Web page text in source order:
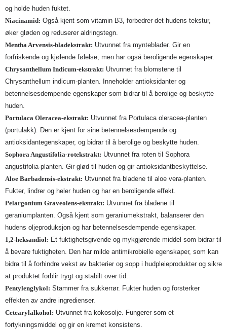
og holde huden fuktet.
Niacinamid: Også kjent som vitamin B3, forbedrer det hudens tekstur,
øker gløden og reduserer aldringstegn.
Mentha Arvensis-bladekstrakt: Utvunnet fra mynteblader. Gir en
forfriskende og kjølende følelse, men har også beroligende egenskaper.
Chrysanthellum Indicum-ekstrakt: Utvunnet fra blomstene til
Chrysanthellum indicum-planten. Inneholder antioksidanter og
betennelsesdempende egenskaper som bidrar til å berolige og beskytte
huden.
Portulaca Oleracea-ekstrakt: Utvunnet fra Portulaca oleracea-planten
(portulakk). Den er kjent for sine betennelsesdempende og
antioksidantegenskaper, og bidrar til å berolige og beskytte huden.
Sophora Angustifolia-rotekstrakt: Utvunnet fra roten til Sophora
angustifolia-planten. Gir glød til huden og gir antioksidantbeskyttelse.
Aloe Barbadensis-ekstrakt: Utvunnet fra bladene til aloe vera-planten.
Fukter, lindrer og heler huden og har en beroligende effekt.
Pelargonium Graveolens-ekstrakt: Utvunnet fra bladene til
geraniumplanten. Også kjent som geraniumekstrakt, balanserer den
hudens oljeproduksjon og har betennelsesdempende egenskaper.
1,2-heksandiol: Et fuktighetsgivende og mykgjørende middel som bidrar til
å bevare fuktigheten. Den har milde antimikrobielle egenskaper, som kan
bidra til å forhindre vekst av bakterier og sopp i hudpleieprodukter og sikre
at produktet forblir trygt og stabilt over tid.
Pentylenglykol: Stammer fra sukkerrør. Fukter huden og forsterker
effekten av andre ingredienser.
Cetearylalkohol: Utvunnet fra kokosolje. Fungerer som et
fortykningsmiddel og gir en kremet konsistens.